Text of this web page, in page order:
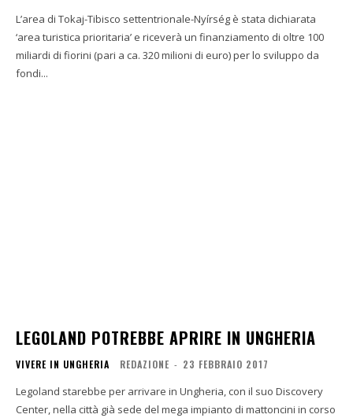
L’area di Tokaj-Tibisco settentrionale-Nyírség è stata dichiarata
‘area turistica prioritaria’ e riceverà un finanziamento di oltre 100
miliardi di fiorini (pari a ca. 320 milioni di euro) per lo sviluppo da
fondi...
LEGOLAND POTREBBE APRIRE IN UNGHERIA
VIVERE IN UNGHERIA REDAZIONE - 23 FEBBRAIO 2017
Legoland starebbe per arrivare in Ungheria, con il suo Discovery
Center, nella città già sede del mega impianto di mattoncini in corso